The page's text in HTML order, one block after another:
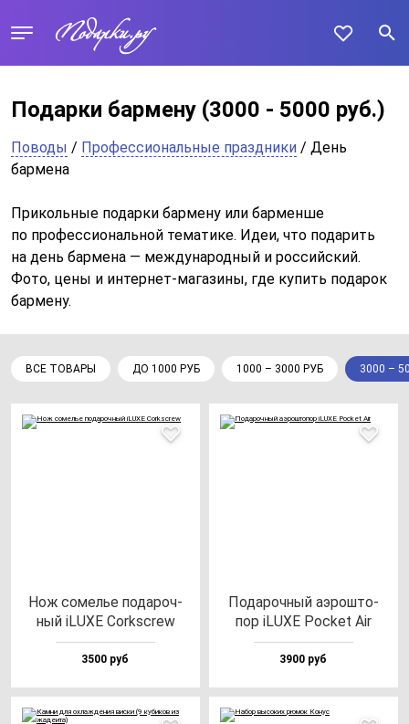
Подарки бармену (3000 - 5000 руб.)
Поводы / Профессиональные праздники / День
бармена
Прикольные подарки бармену или барменше
по профессиональной тематике. Идеи, что подарить
на день бармена — международный и российский.
Фото, цены и интернет-магазины, где купить подарок
бармену.
ВСЕ ТОВАРЫ ДО 1000 РУБ 1000 – 3000 РУБ 3000 –
Нож со­мелье по­да­роч­
ный iLUXE Corkscrew
3500 руб
Пода­роч­ный аэрош­то­
пор iLUXE Poc­ket Air
3900 руб